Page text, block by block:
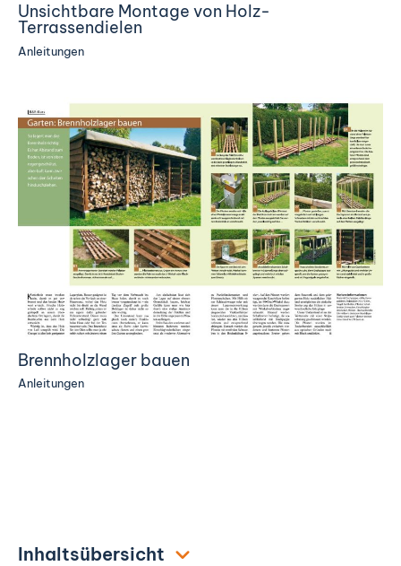
Unsichtbare Montage von Holz-
Terrassendielen
Anleitungen
Brennholzlager bauen
Anleitungen
Inhaltsübersicht